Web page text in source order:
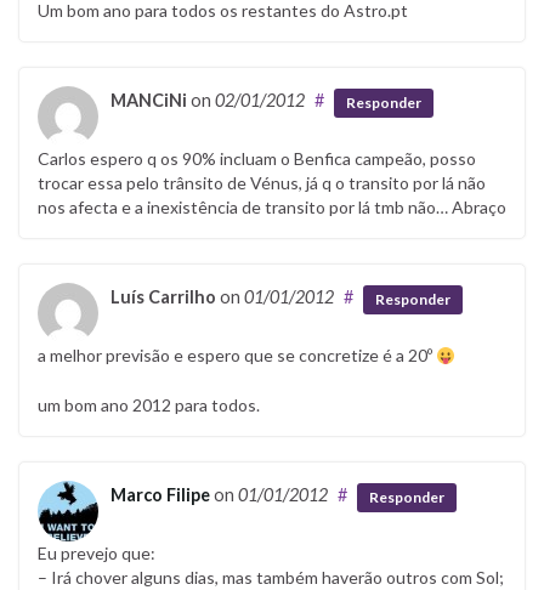
Um bom ano para todos os restantes do Astro.pt
MANCiNi on 02/01/2012 # Responder
Carlos espero q os 90% incluam o Benfica campeão, posso
trocar essa pelo trânsito de Vénus, já q o transito por lá não
nos afecta e a inexistência de transito por lá tmb não… Abraço
Luís Carrilho on 01/01/2012 # Responder
a melhor previsão e espero que se concretize é a 20º
um bom ano 2012 para todos.
Marco Filipeon 01/01/2012 # Responder
Eu prevejo que:
– Irá chover alguns dias, mas também haverão outros com Sol;